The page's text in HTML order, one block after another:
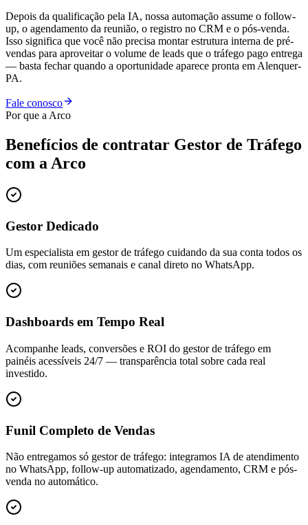
Depois da qualificação pela IA, nossa automação assume o follow-
up, o agendamento da reunião, o registro no CRM e o pós-venda.
Isso significa que você não precisa montar estrutura interna de pré-
vendas para aproveitar o volume de leads que o tráfego pago entrega
— basta fechar quando a oportunidade aparece pronta em Alenquer-
PA.
Fale conosco
Por que a Arco
Benefícios de contratar Gestor de Tráfego
com a Arco
Gestor Dedicado
Um especialista em gestor de tráfego cuidando da sua conta todos os
dias, com reuniões semanais e canal direto no WhatsApp.
Dashboards em Tempo Real
Acompanhe leads, conversões e ROI do gestor de tráfego em
painéis acessíveis 24/7 — transparência total sobre cada real
investido.
Funil Completo de Vendas
Não entregamos só gestor de tráfego: integramos IA de atendimento
no WhatsApp, follow-up automatizado, agendamento, CRM e pós-
venda no automático.